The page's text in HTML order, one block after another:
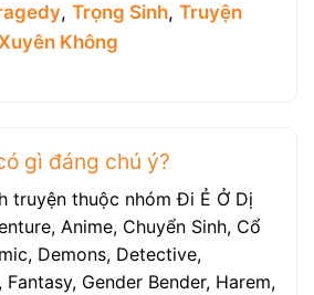
, Trọng Sinh, Truyện
Không
gì đáng chú ý?
truyện thuộc nhóm Đi Ẻ Ở Dị
Anime, Chuyển Sinh, Cổ
Demons, Detective,
Gender Bender, Harem,